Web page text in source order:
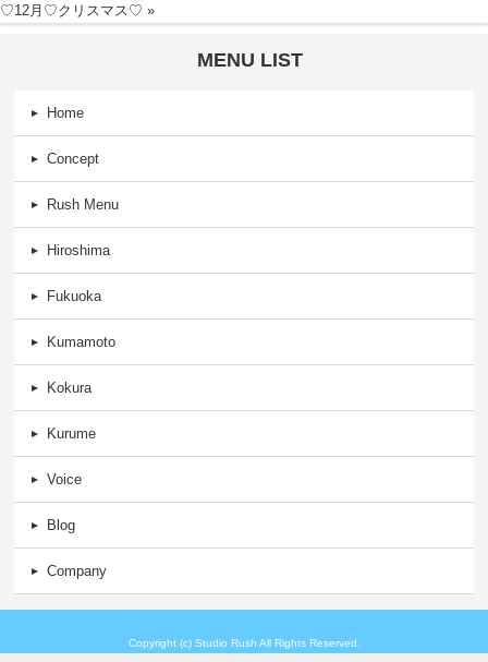
♡12月♡クリスマス♡ »
MENU LIST
Home
Concept
Rush Menu
Hiroshima
Fukuoka
Kumamoto
Kokura
Kurume
Voice
Blog
Company
Copyright (c) Studio Rush All Rights Reserved.